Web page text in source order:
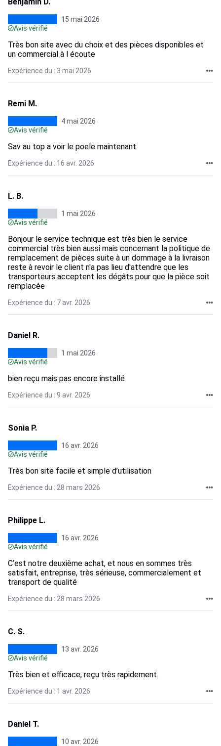
15 mai 2026
Avis vérifié
Très bon site avec du choix et des pièces disponibles et
un commercial à l écoute
Expérience du : 3 mai 2026
Remi M.
4 mai 2026
Avis vérifié
Sav au top a voir le poele maintenant
Expérience du : 16 avr. 2026
L. B.
1 mai 2026
Avis vérifié
Bonjour le service technique est très bien le service
commercial très bien aussi mais concernant la politique de
remplacement de pièces suite à un dommage à la livraison
reste à revoir le client n'a pas lieu d'attendre que les
transporteurs acceptent les dégâts pour que la pièce soit
remplacée
Expérience du : 7 avr. 2026
Daniel R.
1 mai 2026
Avis vérifié
bien reçu mais pas encore installé
Expérience du : 9 avr. 2026
Sonia P.
16 avr. 2026
Avis vérifié
Très bon site facile et simple d’utilisation
Expérience du : 28 mars 2026
Philippe L.
16 avr. 2026
Avis vérifié
C’est notre deuxième achat, et nous en sommes très
satisfait, entreprise, très sérieuse, commercialement et
transport de qualité
Expérience du : 28 mars 2026
C. S.
13 avr. 2026
Avis vérifié
Très bien et efficace, reçu très rapidement.
Expérience du : 1 avr. 2026
Daniel T.
10 avr. 2026